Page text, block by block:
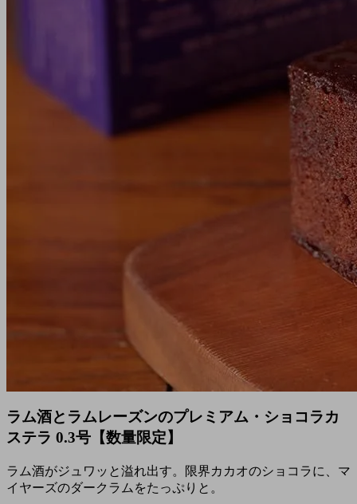
ラム酒とラムレーズンのプレミアム・ショコラカ
ステラ 0.3号【数量限定】
ラム酒がジュワッと溢れ出す。限界カカオのショコラに、マ
イヤーズのダークラムをたっぷりと。